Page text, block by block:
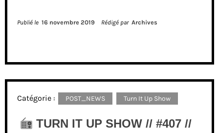
Publié le 16 novembre 2019 Rédigé par Archives
Catégorie : POST_NEWS Turn It Up Show
TURN IT UP SHOW // #407 //